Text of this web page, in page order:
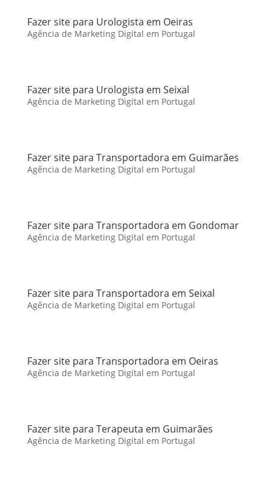
Fazer site para Urologista em Oeiras
Agência de Marketing Digital em Portugal
Fazer site para Urologista em Seixal
Agência de Marketing Digital em Portugal
Fazer site para Transportadora em Guimarães
Agência de Marketing Digital em Portugal
Fazer site para Transportadora em Gondomar
Agência de Marketing Digital em Portugal
Fazer site para Transportadora em Seixal
Agência de Marketing Digital em Portugal
Fazer site para Transportadora em Oeiras
Agência de Marketing Digital em Portugal
Fazer site para Terapeuta em Guimarães
Agência de Marketing Digital em Portugal